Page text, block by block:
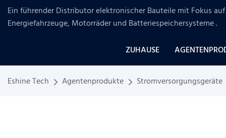
Ein führender Distributor elektronischer Bauteile mit Fokus
Energiefahrzeuge, Motorräder und Batteriespeichersysteme.
ZUHAUSE
Eshine Tech Agentenprodukte Stromversorgungsgeräte